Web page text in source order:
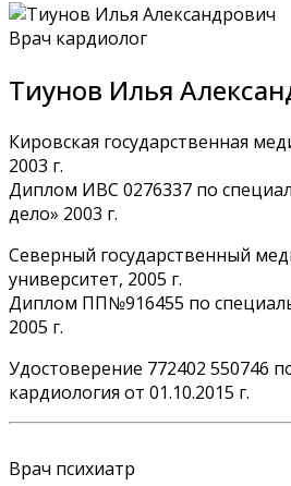
Врач кардиолог
Тиунов Илья
Кировская государственная
2003 г.
Диплом ИВС 0276337 по
дело» 2003 г.
Северный государственный
университет, 2005 г.
Диплом ПП№916455 по
2005 г.
Удостоверение 772402 550746
кардиология от 01.10.2015 г.
Врач психиатр